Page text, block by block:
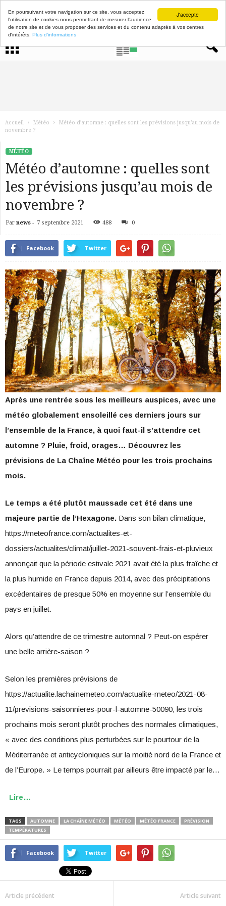
J'accepte
En poursuivant votre navigation sur ce site, vous acceptez
l'utilisation de cookies nous permettant de mesurer l'audience
de notre site et de vous proposer des services et du contenu adaptés à vos centres
d'intérêts. Plus d'informations
Accueil Météo
Météo d’automne : quelles sont les prévisions jusqu’au mois de
novembre ?
MÉTÉO
Météo d’automne : quelles sont
les prévisions jusqu’au mois de
novembre ?
Par news - 7 septembre 2021 488 0
Facebook Twitter
Après une rentrée sous les meilleurs auspices, avec une
météo globalement ensoleillé ces derniers jours sur
l’ensemble de la France, à quoi faut-il s’attendre cet
automne ? Pluie, froid, orages… Découvrez les
prévisions de La Chaîne Météo pour les trois prochains
mois.
Le temps a été plutôt maussade cet été dans une
majeure partie de l’Hexagone. Dans son bilan climatique,
https://meteofrance.com/actualites-et-
dossiers/actualites/climat/juillet-2021-souvent-frais-et-pluvieux
annonçait que la période estivale 2021 avait été la plus fraîche et
la plus humide en France depuis 2014, avec des précipitations
excédentaires de presque 50% en moyenne sur l’ensemble du
pays en juillet.
Alors qu’attendre de ce trimestre automnal ? Peut-on espérer
une belle arrière-saison ?
Selon les premières prévisions de
https://actualite.lachainemeteo.com/actualite-meteo/2021-08-
11/previsions-saisonnieres-pour-l-automne-50090, les trois
prochains mois seront plutôt proches des normales climatiques,
« avec des conditions plus perturbées sur le pourtour de la
Méditerranée et anticycloniques sur la moitié nord de la France et
de l’Europe. » Le temps pourrait par ailleurs être impacté par le…
Lire…
TAGS AUTOMNE LA CHAÎNE MÉTÉO MÉTÉO MÉTÉO FRANCE
PRÉVISION
TEMPÉRATURES
Facebook Twitter
Article précédent Article suivant